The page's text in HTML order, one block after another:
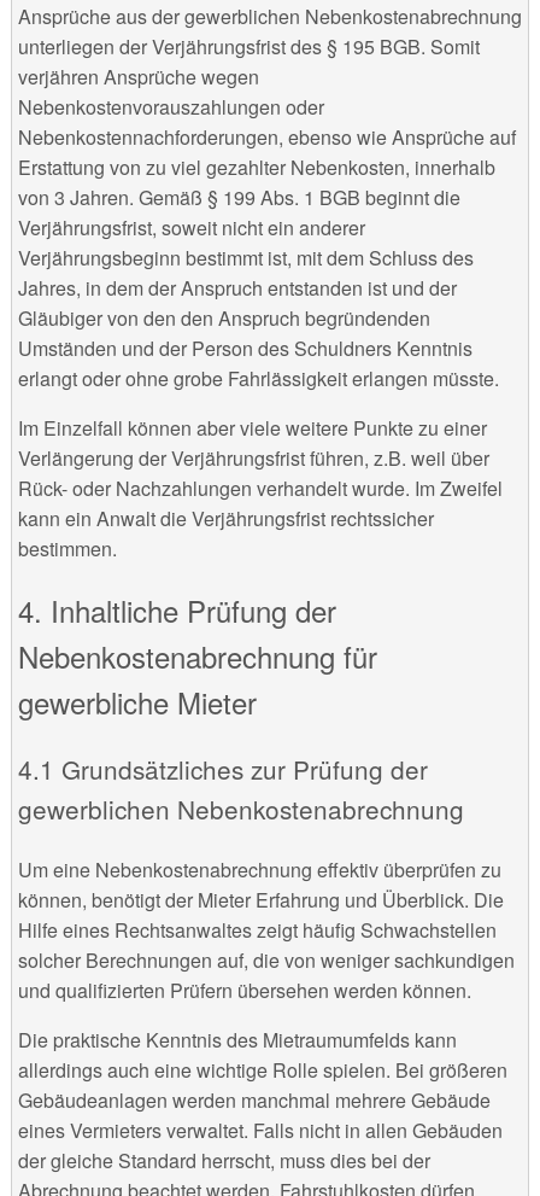
Ansprüche aus der gewerblichen Nebenkostenabrechnung
unterliegen der Verjährungsfrist des § 195 BGB. Somit
verjähren Ansprüche wegen
Nebenkostenvorauszahlungen oder
Nebenkostennachforderungen, ebenso wie Ansprüche auf
Erstattung von zu viel gezahlter Nebenkosten, innerhalb
von 3 Jahren. Gemäß § 199 Abs. 1 BGB beginnt die
Verjährungsfrist, soweit nicht ein anderer
Verjährungsbeginn bestimmt ist, mit dem Schluss des
Jahres, in dem der Anspruch entstanden ist und der
Gläubiger von den den Anspruch begründenden
Umständen und der Person des Schuldners Kenntnis
erlangt oder ohne grobe Fahrlässigkeit erlangen müsste.
Im Einzelfall können aber viele weitere Punkte zu einer
Verlängerung der Verjährungsfrist führen, z.B. weil über
Rück- oder Nachzahlungen verhandelt wurde. Im Zweifel
kann ein Anwalt die Verjährungsfrist rechtssicher
bestimmen.
4. Inhaltliche Prüfung der
Nebenkostenabrechnung für
gewerbliche Mieter
4.1 Grundsätzliches zur Prüfung der
gewerblichen Nebenkostenabrechnung
Um eine Nebenkostenabrechnung effektiv überprüfen zu
können, benötigt der Mieter Erfahrung und Überblick. Die
Hilfe eines Rechtsanwaltes zeigt häufig Schwachstellen
solcher Berechnungen auf, die von weniger sachkundigen
und qualifizierten Prüfern übersehen werden können.
Die praktische Kenntnis des Mietraumumfelds kann
allerdings auch eine wichtige Rolle spielen. Bei größeren
Gebäudeanlagen werden manchmal mehrere Gebäude
eines Vermieters verwaltet. Falls nicht in allen Gebäuden
der gleiche Standard herrscht, muss dies bei der